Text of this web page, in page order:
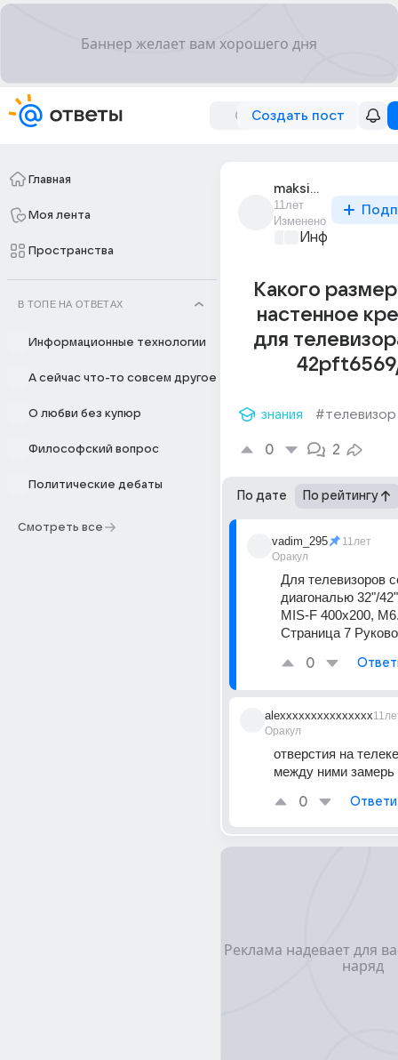
Создать пост
Главная
Моя лента
Пространства
В ТОПЕ НА ОТВЕТАХ
Информационные технологии
А сейчас что-то совсем другое
О любви без купюр
Философский вопрос
Политические дебаты
Смотреть все
maksim_romaniuk_10
11лет
Изменено
Какого
настенное
для
знания #телевизор
0 2
По дате По рейтингу
vadim_295
Оракул
11лет
Для телевизоров
диагональю 32"/
MIS-F 400x200,
Страница 7
0
alexxxxxxxxxxxxxxx
Оракул
отверстия на
между ними замерь
0